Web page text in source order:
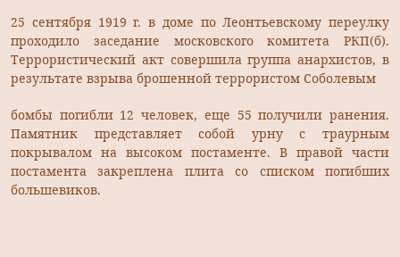
25 сентября 1919 г. в доме по Леонтьевскому переулку
проходило заседание московского комитета РКП(б).
Террористический акт совершила группа анархистов, в
результате взрыва брошенной террористом Соболевым
бомбы погибли 12 человек, еще 55 получили ранения.
Памятник представляет собой урну с траурным
покрывалом на высоком постаменте. В правой части
постамента закреплена плита со списком погибших
большевиков.